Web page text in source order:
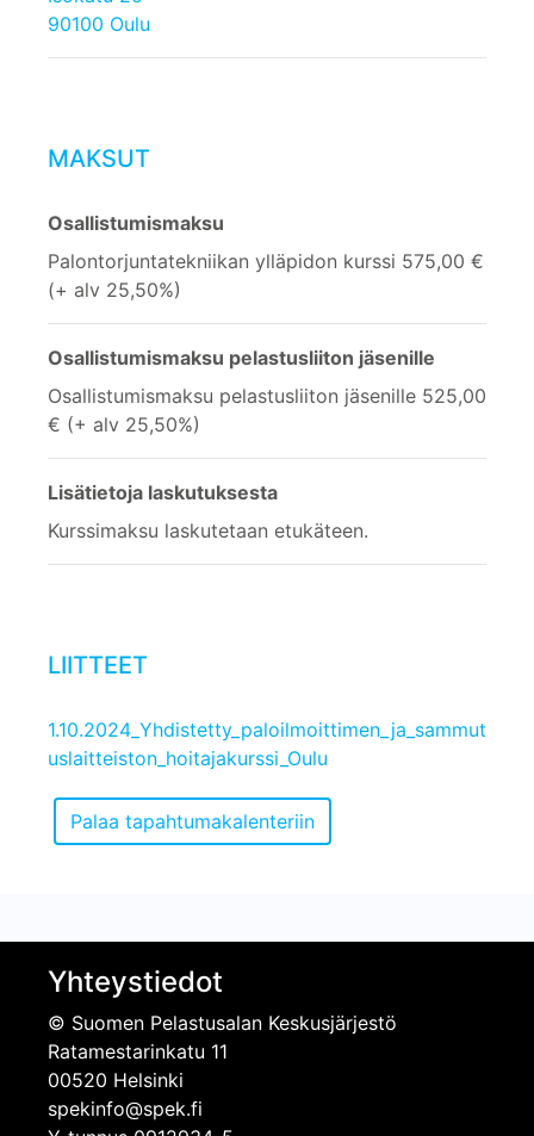
90100 Oulu
MAKSUT
Osallistumismaksu
Palontorjuntatekniikan ylläpidon kurssi 575,00 €
(+ alv 25,50%)
Osallistumismaksu pelastusliiton jäsenille
Osallistumismaksu pelastusliiton jäsenille 525,00
€ (+ alv 25,50%)
Lisätietoja laskutuksesta
Kurssimaksu laskutetaan etukäteen.
LIITTEET
1.10.2024_Yhdistetty_paloilmoittimen_ja_sammut
uslaitteiston_hoitajakurssi_Oulu
Yhteystiedot
© Suomen Pelastusalan Keskusjärjestö
Ratamestarinkatu 11
00520 Helsinki
spekinfo@spek.fi